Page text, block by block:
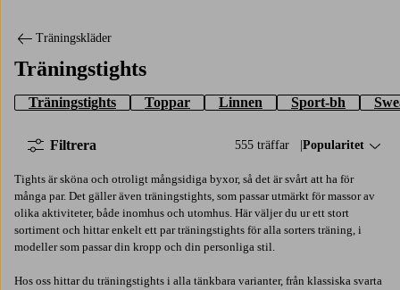
Träningskläder
Träningstights
Träningstights Toppar Linnen Sport-bh
555 träffar Sortera på:
Popularitet
Filtrera
Tights är sköna och otroligt mångsidiga byxor, så det är svårt att ha för
många par. Det gäller även träningstights, som passar utmärkt för massor av
olika aktiviteter, både inomhus och utomhus. Här väljer du ur ett stort
sortiment och hittar enkelt ett par träningstights för alla sorters träning, i
modeller som passar din kropp och din personliga stil.
Hos oss hittar du träningstights i alla tänkbara varianter, från klassiska svarta